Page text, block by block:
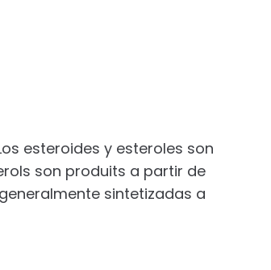
esteroides y esteroles son
son produits a partir de
sintetizadas a